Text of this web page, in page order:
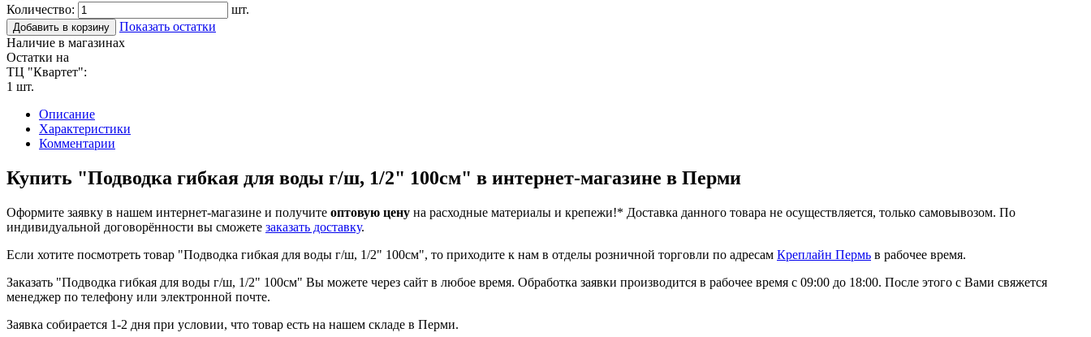
Количество:
шт.
Добавить в корзину
Показать остатки
Наличие в магазинах
Остатки на
ТЦ "Квартет":
1 шт.
Описание
Характеристики
Комментарии
Купить "Подводка гибкая для воды г/ш, 1/2" 100см" в интернет-магазине в Перми
Оформите заявку в нашем интернет-магазине и получите оптовую цену на расходные материалы и крепежи!* Доставка данного товара не осуществляется, только самовывозом. По
индивидуальной договорённости вы сможете заказать доставку.
Если хотите посмотреть товар "Подводка гибкая для воды г/ш, 1/2" 100см", то приходите к нам в отделы розничной торговли по адресам Креплайн Пермь в рабочее время.
Заказать "Подводка гибкая для воды г/ш, 1/2" 100см" Вы можете через сайт в любое время. Обработка заявки производится в рабочее время с 09:00 до 18:00. После этого с Вами свяжется
менеджер по телефону или электронной почте.
Заявка собирается 1-2 дня при условии, что товар есть на нашем складе в Перми.